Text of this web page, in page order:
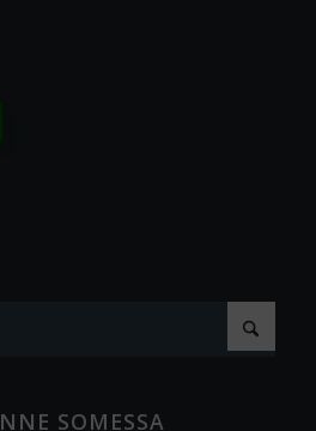
SOMESSA